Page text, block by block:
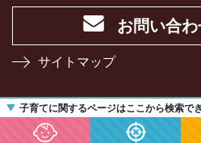
子育てに関するページはここから検索で
お問い合
サイトマップ